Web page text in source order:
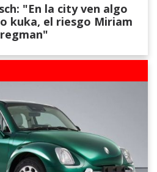
"En la city ven algo
kuka, el riesgo Miriam